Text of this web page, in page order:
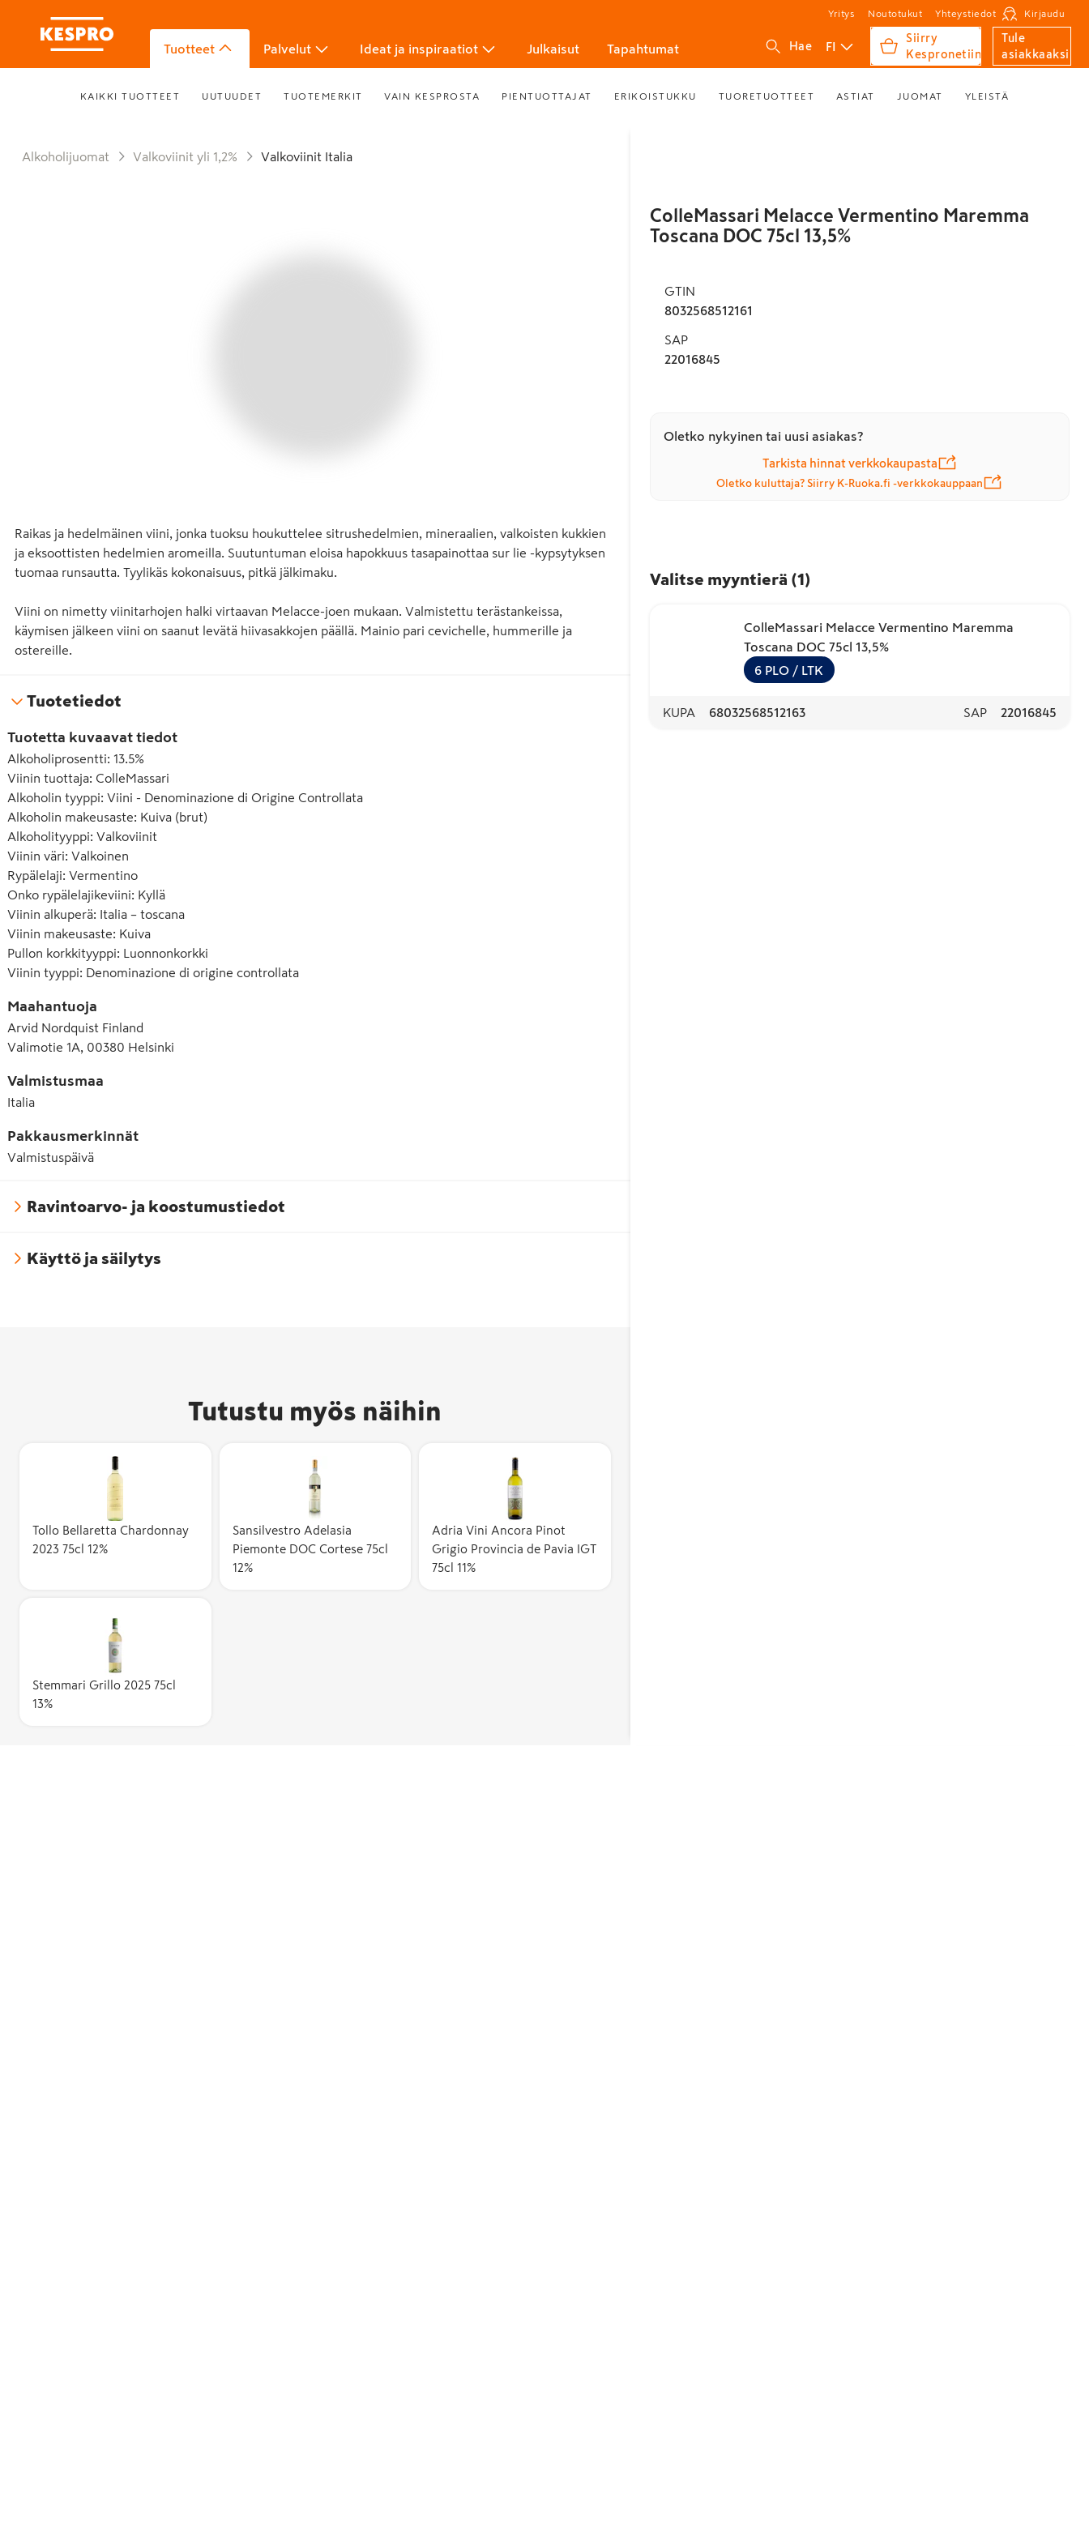
Yritys Noutotukut Yhteystiedot Kirjaudu
Tuotteet Palvelut Ideat ja inspiraatiot Julkaisut Tapahtumat Hae FI
Siirry
Kespronetiin
Tule
asiakkaaksi
KAIKKI TUOTTEET UUTUUDET TUOTEMERKIT VAIN KESPROSTA PIENTUOTTAJAT ERIKOISTUKKU TUORETUOTTEET ASTIAT JUOMAT YLEISTÄ
Alkoholijuomat Valkoviinit yli 1,2% Valkoviinit Italia
Raikas ja hedelmäinen viini, jonka tuoksu houkuttelee sitrushedelmien, mineraalien, valkoisten kukkien
ja eksoottisten hedelmien aromeilla. Suutuntuman eloisa hapokkuus tasapainottaa sur lie -kypsytyksen
tuomaa runsautta. Tyylikäs kokonaisuus, pitkä jälkimaku.
Viini on nimetty viinitarhojen halki virtaavan Melacce-joen mukaan. Valmistettu terästankeissa,
käymisen jälkeen viini on saanut levätä hiivasakkojen päällä. Mainio pari cevichelle, hummerille ja
ostereille.
Tuotetiedot
Tuotetta kuvaavat tiedot
Alkoholiprosentti: 13.5%
Viinin tuottaja: ColleMassari
Alkoholin tyyppi: Viini - Denominazione di Origine Controllata
Alkoholin makeusaste: Kuiva (brut)
Alkoholityyppi: Valkoviinit
Viinin väri: Valkoinen
Rypälelaji: Vermentino
Onko rypälelajikeviini: Kyllä
Viinin alkuperä: Italia – toscana
Viinin makeusaste: Kuiva
Pullon korkkityyppi: Luonnonkorkki
Viinin tyyppi: Denominazione di origine controllata
Maahantuoja
Arvid Nordquist Finland
Valimotie 1A, 00380 Helsinki
Valmistusmaa
Italia
Pakkausmerkinnät
Valmistuspäivä
Ravintoarvo- ja koostumustiedot
Käyttö ja säilytys
Tutustu myös näihin
Tollo Bellaretta Chardonnay
2023 75cl 12%
Sansilvestro Adelasia
Piemonte DOC Cortese 75cl
12%
Adria Vini Ancora Pinot
Grigio Provincia de Pavia IGT
75cl 11%
Stemmari Grillo 2025 75cl
13%
ColleMassari Melacce Vermentino Maremma
Toscana DOC 75cl 13,5%
GTIN
8032568512161
SAP
22016845
Oletko nykyinen tai uusi asiakas?
Tarkista hinnat verkkokaupasta
Oletko kuluttaja? Siirry K-Ruoka.fi -verkkokauppaan
Valitse myyntierä (1 )
ColleMassari Melacce Vermentino Maremma
Toscana DOC 75cl 13,5%
6 PLO / LTK
KUPA 68032568512163 SAP 22016845